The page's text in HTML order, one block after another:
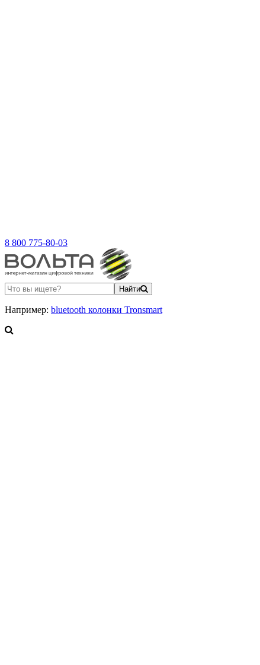
8 800 775-80-03
Найти
Например: bluetooth колонки Tronsmart